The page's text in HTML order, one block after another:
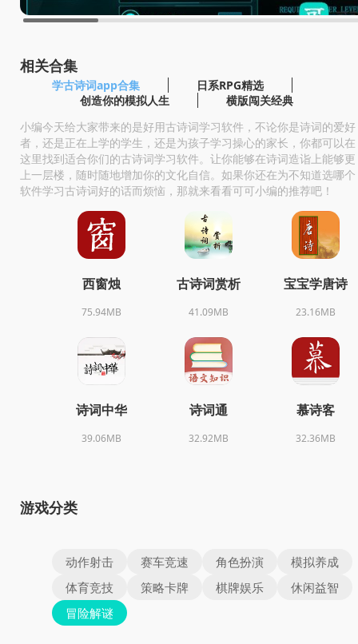
相关合集
学古诗词app合集
日系RPG精选
创造你的模拟人生
横版闯关经典
小编今天给大家带来的是好用古诗词学习软件，不论你是诗词的爱好
者，还是正在上学的学生，还是为孩子学习操心的家长，你都可以在
这里找到适合你们的古诗词学习软件。让你能够在诗词造诣上能够更
上一层楼，随时随地增加你的文化自信。如果你还在为不知道选哪个
软件学习古诗词好的话而烦恼，那就来看看可可小编的推荐吧！
西窗烛
75.94MB
古诗词赏析
41.09MB
宝宝学唐诗
23.16MB
诗词中华
39.06MB
诗词通
32.92MB
慕诗客
32.36MB
游戏分类
动作射击 赛车竞速 角色扮演
模拟养成
体育竞技
策略卡牌 棋牌娱乐
休闲益智
冒险解谜